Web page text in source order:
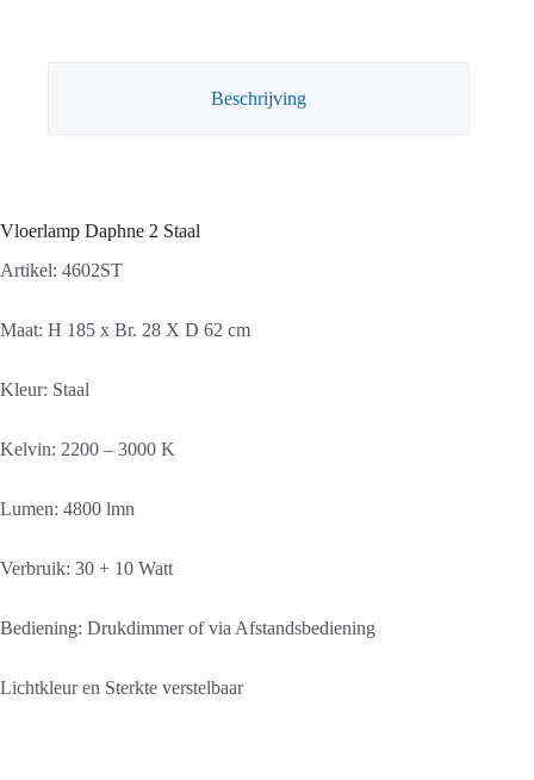
Beschrijving
Vloerlamp Daphne 2 Staal
Artikel: 4602ST
Maat: H 185 x Br. 28 X D 62 cm
Kleur: Staal
Kelvin: 2200 – 3000 K
Lumen: 4800 lmn
Verbruik: 30 + 10 Watt
Bediening: Drukdimmer of via Afstandsbediening
Lichtkleur en Sterkte verstelbaar